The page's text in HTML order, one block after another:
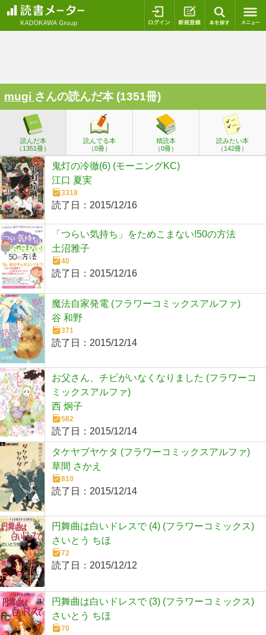
ログイン 新規登録
mugi さんの読んだ本 (1351冊)
読んだ本
（1351冊）
読んでる本
（0冊）
積読本
（0冊）
読みたい本
（142冊）
鬼灯の冷徹(6) (モーニングKC)
江口 夏実
3318
読了日： 2015/12/16
「つらい気持ち」をためこまない!50の方法
土沼雅子
40
読了日： 2015/12/16
魔法自家発電 (フラワーコミックスアルファ)
谷 和野
371
読了日： 2015/12/14
お父さん、チビがいなくなりました (フラワーコ
ミックスアルファ)
西 炯子
582
読了日： 2015/12/14
タケヤブヤケタ (フラワーコミックスアルファ)
草間 さかえ
810
読了日： 2015/12/14
円舞曲は白いドレスで (4) (フラワーコミックス)
さいとう ちほ
72
読了日： 2015/12/12
円舞曲は白いドレスで (3) (フラワーコミックス)
さいとう ちほ
70